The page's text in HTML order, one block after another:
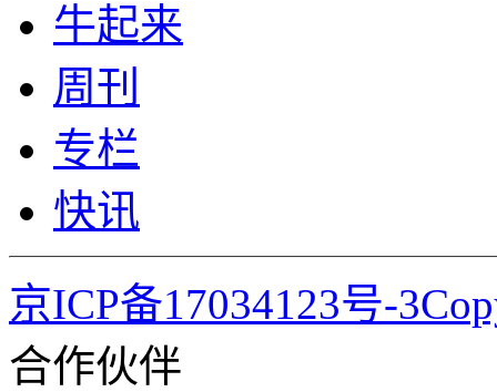
牛起来
周刊
专栏
快讯
京ICP备17034123号-
合作伙伴